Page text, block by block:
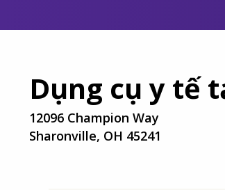
Dụng cụ y tế
12096 Champion Way
Sharonville, OH 45241